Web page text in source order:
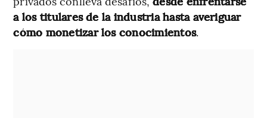
a los titulares de la industria hasta averiguar
cómo monetizar los conocimientos.